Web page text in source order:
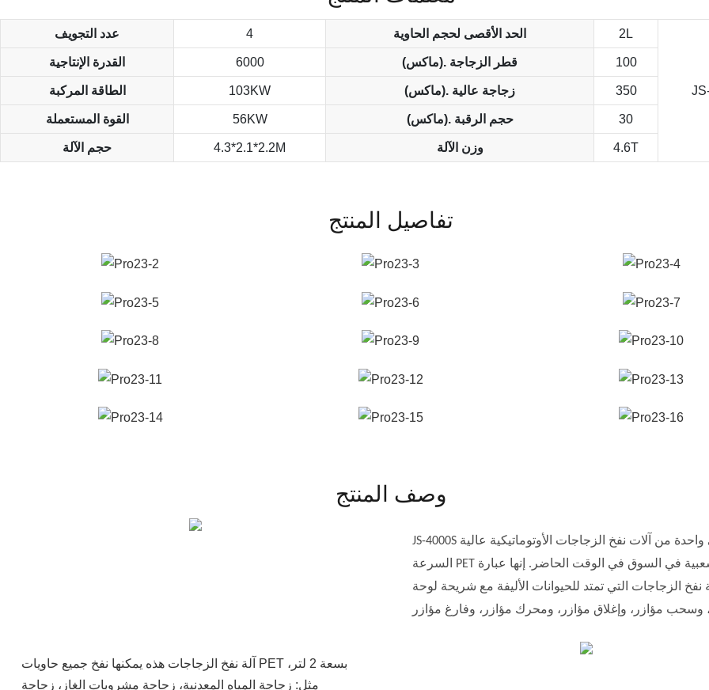
عدد التجويف 4 الحد الأقصى لحجم الحاوية 2L
القدرة الإنتاجية 6000 (ماكس). قطر الزجاجة 100
الطاقة المركبة 103KW (ماكس). زجاجة عالية 350
القوة المستعملة 56KW (ماكس). حجم الرقبة 30
حجم الآلة 4.3*2.1*2.2M وزن الآلة 4.6T
تفاصيل المنتج
وصف المنتج
JS-4000S هي واحدة من آلات نفخ الزجاجات الأوتوماتيكية عالية
السرعة PET الأكثر شعبية في السوق في الوقت الحاضر. إنها عبارة
نفخ الزجاجات التي تمتد للحيوانات الأليفة مع شريحة لوحة
آلة نفخ الزجاجات هذه يمكنها نفخ جميع حاويات PET بسعة 2 لتر،
مثل: زجاجة المياه المعدنية، زجاجة مشروبات الغاز، زجاجة